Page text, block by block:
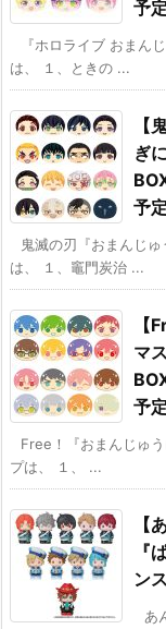
予
『ホロライブ おまん
は、 １、ときの ...
【
ぎ
予
鬼滅の刃『おまんじ
は、 １、竈門炭治 ...
【
マ
予
Free！『おまんじゅ
プは、 １、 ...
【
『
ン
あ